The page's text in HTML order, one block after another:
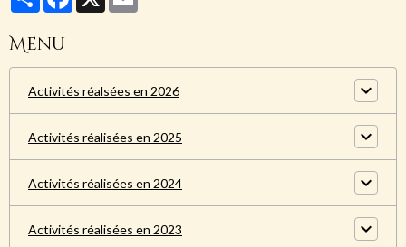
Menu
Activités réalsées en 2026
Activités réalisées en 2025
Activités réalisées en 2024
Activités réalisées en 2023